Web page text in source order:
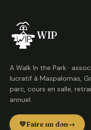
WIP
A Walk In the Park ·
lucratif à Maspalomas,
parc, cours en salle,
annuel.
💛Faire un don→